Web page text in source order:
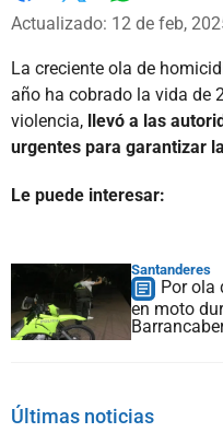
Facebook
X
Actualizado: 12 de feb,
La creciente ola de
año ha cobrado la vida de
violencia, llevó a las
urgentes para garantizar
Le puede interesar:
Santanderes
Por ola
en moto
Últimas noticias